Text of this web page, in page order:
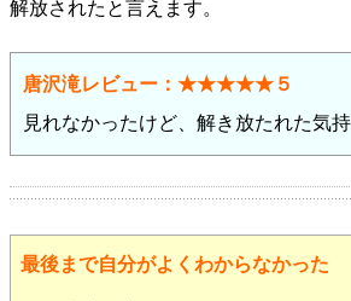
解放されたと言えます。
唐沢滝レビュー：★★★★★５
見れなかったけど、解き放たれた気
最後まで自分がよくわからなかった